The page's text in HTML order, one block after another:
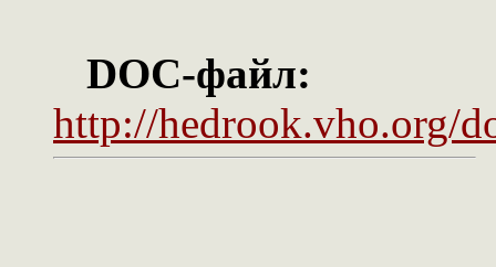
DOC-файл:
http://hedrook.vho.org/